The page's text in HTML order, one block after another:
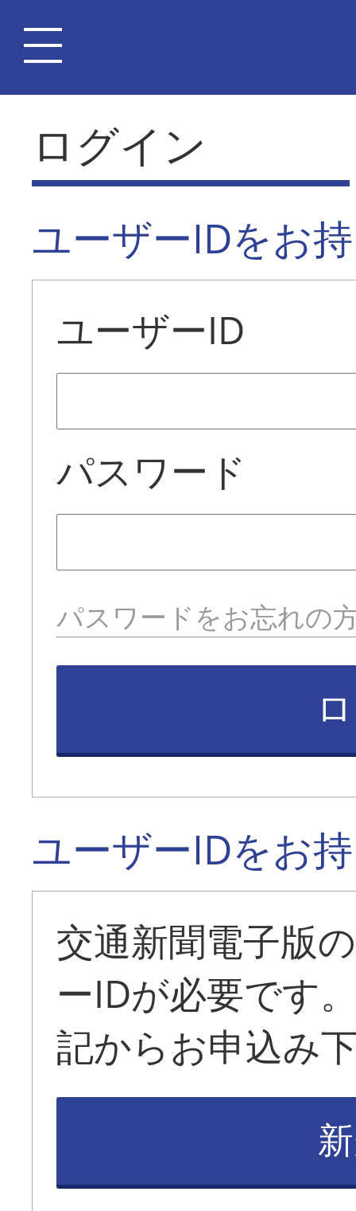
ログイン
ユーザーIDをお
ユーザーID
パスワード
パスワードをお忘れの
ユーザーIDをお
交通新聞電子版
ーIDが必要です
記からお申込み